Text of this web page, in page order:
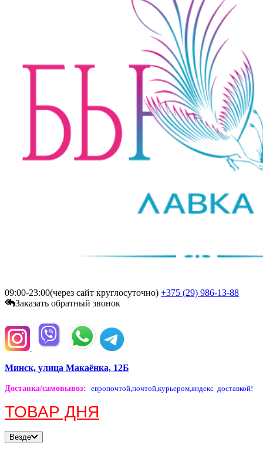
09:00-23:00(через сайт круглосуточно) +375 (29) 986-13-88
Заказать обратный звонок
Минск, улица Макаёнка, 12Б
Доставка/самовывоз: европочтой,почтой,курьером,яндекс доставкой!
ТОВАР ДНЯ
Везде